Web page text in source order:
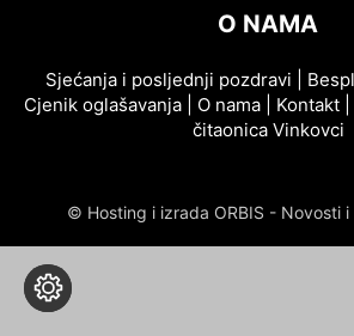
O NAMA
Sjećanja i posljednji pozdravi
Cjenik oglašavanja| O nama| Kontakt|
čitaonica Vinkovci
© Hosting i izrada ORBIS - Novosti i